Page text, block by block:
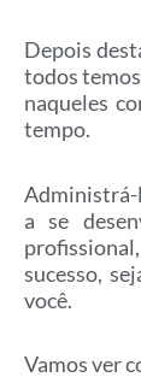
Depois
todos
naqueles
tempo.
Administrá-
a se
sucesso,
você.
Vamos ver